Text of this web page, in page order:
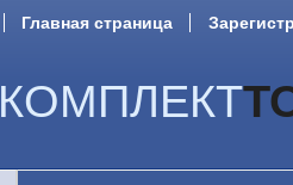
Главная страница
КОМПЛЕКТ